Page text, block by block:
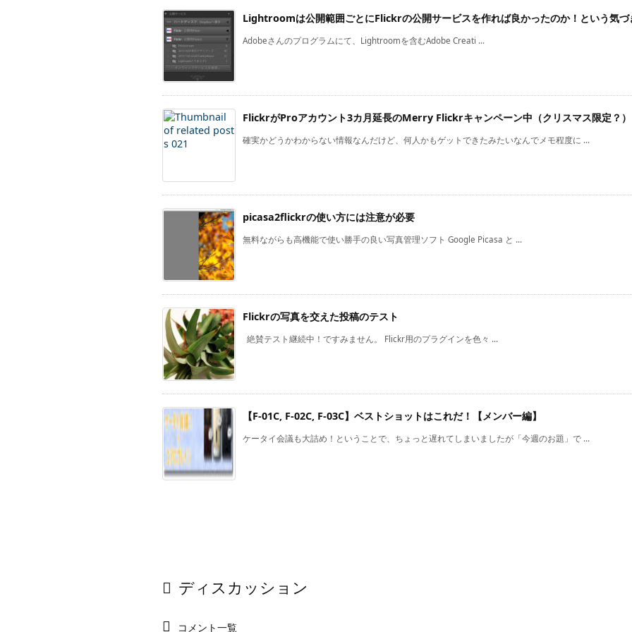
Lightroomは公開範囲ごとにFlickrの公開サービスを作れば良かったのか！という気づ
Adobeさんのプログラムにて、Lightroomを含むAdobe Creati ...
FlickrがProアカウント3カ月延長のMerry Flickrキャンペーン中（クリスマス限定？）
確実かどうかわからない情報なんだけど、何人かもゲットできたみたいなんでメモ程度に ...
picasa2flickrの使い方には注意が必要
無料ながらも高機能で使い勝手の良い写真管理ソフト Google Picasa と ...
Flickrの写真を交えた投稿のテスト
絶賛テスト継続中！ですみません。 Flickr用のプラグインを色々 ...
【F-01C, F-02C, F-03C】ベストショットはこれだ！【メンバー編】
ケータイ会議も大詰め！ということで、ちょっと遅れてしまいましたが「今週のお題」で ...
ディスカッション
コメント一覧